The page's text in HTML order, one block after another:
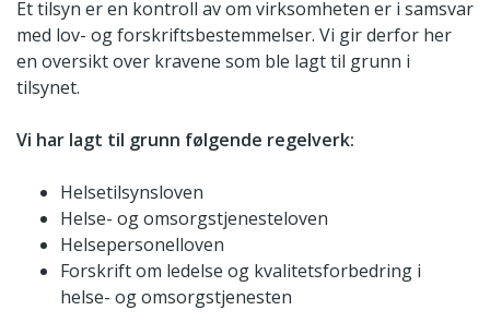
Et tilsyn er en kontroll av om virksomheten er i samsvar
med lov- og forskriftsbestemmelser. Vi gir derfor her
en oversikt over kravene som ble lagt til grunn i
tilsynet.
Vi har lagt til grunn følgende regelverk:
Helsetilsynsloven
Helse- og omsorgstjenesteloven
Helsepersonelloven
Forskrift om ledelse og kvalitetsforbedring i
helse- og omsorgstjenesten